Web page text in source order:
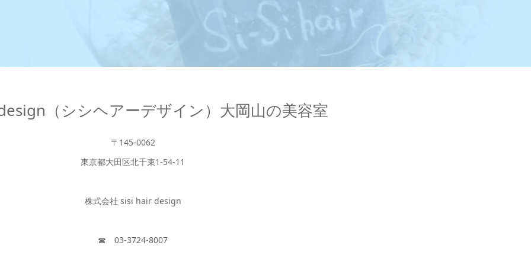
（シシヘアーデザイン）大岡山の美容室
〒145-0062
東京都大田区北千束1-54-11
株式会社 sisi hair design
☎︎ 03-3724-8007